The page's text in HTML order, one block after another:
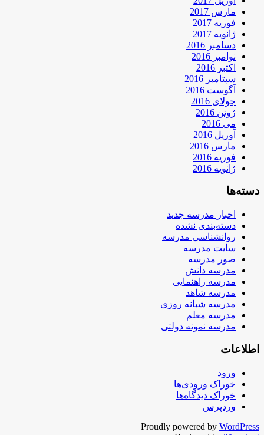
مارس 2017
فوریه 2017
ژانویه 2017
دسامبر 2016
نوامبر 2016
اکتبر 2016
سپتامبر 2016
آگوست 2016
جولای 2016
ژوئن 2016
می 2016
آوریل 2016
مارس 2016
فوریه 2016
ژانویه 2016
دسته‌ها
اخبار مدرسه جدید
دسته‌بندی نشده
روانشناسی مدرسه
سایت مدرسه
صور مدرسه
مدرسه دانش
مدرسه راهنمایی
مدرسه شاهد
مدرسه شبانه روزی
مدرسه معلم
مدرسه نمونه دولتی
اطلاعات
ورود
خوراک ورودی‌ها
خوراک دیدگاه‌ها
وردپرس
Proudly powered by WordPress